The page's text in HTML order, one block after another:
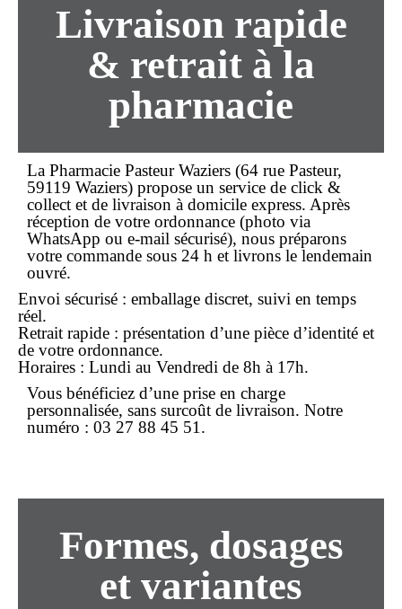
Livraison rapide
& retrait à la
pharmacie
La Pharmacie Pasteur Waziers (64 rue Pasteur,
59119 Waziers) propose un service de click &
collect et de livraison à domicile express. Après
réception de votre ordonnance (photo via
WhatsApp ou e-mail sécurisé), nous préparons
votre commande sous 24 h et livrons le lendemain
ouvré.
Envoi sécurisé : emballage discret, suivi en temps
réel.
Retrait rapide : présentation d’une pièce d’identité et
de votre ordonnance.
Horaires : Lundi au Vendredi de 8h à 17h.
Vous bénéficiez d’une prise en charge
personnalisée, sans surcoût de livraison. Notre
numéro : 03 27 88 45 51 .
Formes, dosages
et variantes